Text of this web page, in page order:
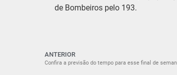
de Bombeiros pelo 193.
ANTERIOR
Confira a previsão do tempo para esse final de